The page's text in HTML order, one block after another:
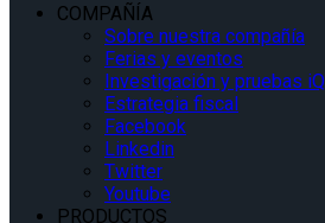
COMPAÑÍA
Sobre nuestra compañía
Ferias y eventos
Investigación y pruebas iQ
Estrategia fiscal
Facebook
Linkedin
Twitter
Youtube
PRODUCTOS